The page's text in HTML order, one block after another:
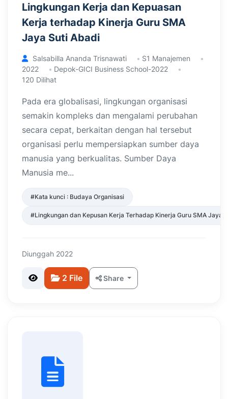
Lingkungan Kerja dan Kepuasan
Kerja terhadap Kinerja Guru SMA
Jaya Suti Abadi
Salsabilla Ananda Trisnawati
S1 Manajemen
2022
Depok-GICI Business School-2022
120 Dilihat
Pada era globalisasi, lingkungan organisasi
semakin kompleks dan mengalami perubahan
secara cepat, berkaitan dengan hal tersebut
organisasi perlu mempersiapkan sumber daya
manusia yang berkualitas. Sumber Daya
Manusia me...
#Kata kunci : Budaya Organisasi
#Lingkungan dan Kepusan Kerja Terhadap Kinerja Guru SMA Jaya
Diunggah 2022
2 File Share